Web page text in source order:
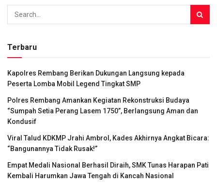
Terbaru
Kapolres Rembang Berikan Dukungan Langsung kepada
Peserta Lomba Mobil Legend Tingkat SMP
Polres Rembang Amankan Kegiatan Rekonstruksi Budaya
“Sumpah Setia Perang Lasem 1750”, Berlangsung Aman dan
Kondusif
Viral Talud KDKMP Jrahi Ambrol, Kades Akhirnya Angkat Bicara:
“Bangunannya Tidak Rusak!”
Empat Medali Nasional Berhasil Diraih, SMK Tunas Harapan Pati
Kembali Harumkan Jawa Tengah di Kancah Nasional